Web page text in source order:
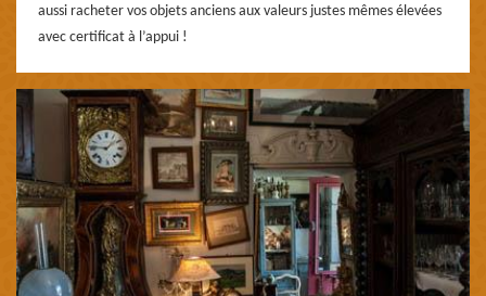
aussi racheter vos objets anciens aux valeurs justes mêmes élevées
avec certificat à l’appui !